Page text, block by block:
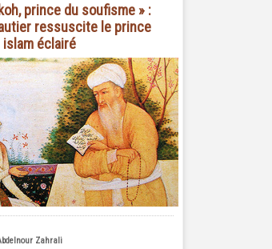
prince du soufisme » :
ressuscite le prince
éclairé
Zahrali